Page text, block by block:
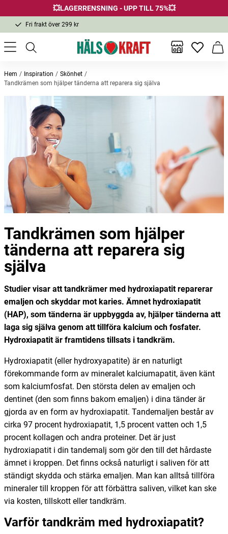
💥LAGERRENSNING - UPP TILL 75%💥
Fri frakt över 299 kr
1-3 dagars leverans
Samma pris i butik & online
Fri frakt över 299 kr
Inga
Hem Inspiration
Skönhet
Tandkrämen som hjälper tänderna att reparera sig själva
Tandkrämen som hjälper
tänderna att reparera sig
själva
Studier visar att tandkrämer med hydroxiapatit reparerar
emaljen och skyddar mot karies. Ämnet hydroxiapatit
(HAP), som tänderna är uppbyggda av, hjälper tänderna att
laga sig själva genom att tillföra kalcium och fosfater.
Hydroxiapatit är framtidens tillsats i tandkräm.
Hydroxiapatit (eller hydroxyapatite) är en naturligt
förekommande form av mineralet kalciumapatit, även känt
som kalciumfosfat. Den största delen av emaljen och
dentinet (den som finns bakom emaljen) i dina tänder är
gjorda av en form av hydroxiapatit. Tandemaljen består av
cirka 97 procent hydroxiapatit, 1,5 procent vatten och 1,5
procent kollagen och andra proteiner. Det är just
hydroxiapatit i din tandemalj som gör den till det hårdaste
ämnet i kroppen. Det finns också naturligt i saliven för att
ständigt skydda och stärka emaljen. Man kan alltså tillföra
mineraler till kroppen för att förbättra saliven, vilket kan ske
via kosten, tillskott eller tandkräm.
Varför tandkräm med hydroxiapatit?